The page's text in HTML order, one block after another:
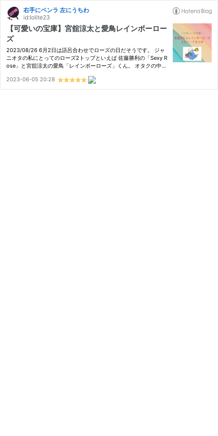
右手にペンラ 左にうちわ
id:Iolite23
【可愛いの宝庫】宮舘涼太と愛鳥レインボーロー
ズ
2023/08/26 6月2日は語呂合わせでローズの日だそうです。 ジャ
ニオタの私にとってのローズ2トップといえば 佐藤勝利の「Sexy R
ose」と宮舘涼太の愛鳥「レインボーローズ」くん。 オタクの中で
ンのYouTubeでペットの話になった際、レインボーローズという名
前…
2023-06-05 20:28